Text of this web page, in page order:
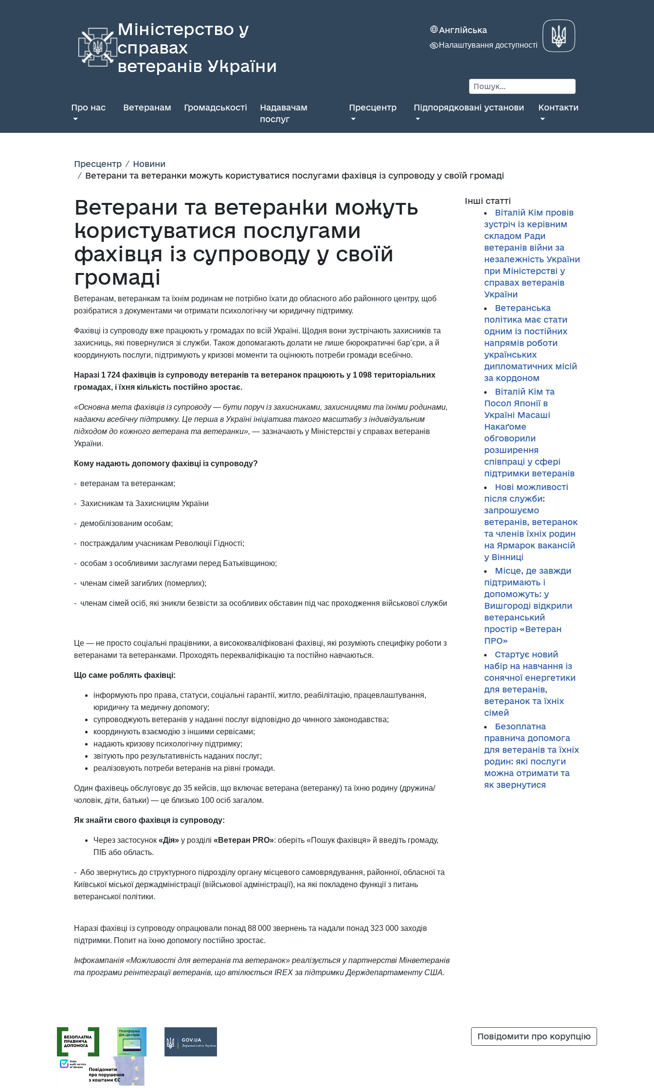
Міністерство у
справах
ветеранів України
Англійська
Налаштування доступності
Про нас Ветеранам Громадськості
Надавачам
послуг
Пресцентр Підпорядковані установи Контакти
Пресцентр
Новини
Ветерани та ветеранки можуть користуватися послугами фахівця із супроводу у своїй громаді
Ветерани та ветеранки можуть
користуватися послугами
фахівця із супроводу у своїй
громаді
Ветеранам, ветеранкам та їхнім родинам не потрібно їхати до обласного або районного центру, щоб
розібратися з документами чи отримати психологічну чи юридичну підтримку.
Фахівці із супроводу вже працюють у громадах по всій Україні. Щодня вони зустрічають захисників та
захисниць, які повернулися зі служби. Також допомагають долати не лише бюрократичні бар’єри, а й
координують послуги, підтримують у кризові моменти та оцінюють потреби громади всебічно.
Наразі 1 724 фахівців із супроводу ветеранів та ветеранок працюють у 1 098 територіальних
громадах, і їхня кількість постійно зростає.
«Основна мета фахівців із супроводу — бути поруч із захисниками, захисницями та їхніми родинами,
надаючи всебічну підтримку. Це перша в Україні ініціатива такого масштабу з індивідуальним
підходом до кожного ветерана та ветеранки», — зазначають у Міністерстві у справах ветеранів
України.
Кому надають допомогу фахівці із супроводу?
- ветеранам та ветеранкам;
- Захисникам та Захисницям України
- демобілізованим особам;
- постраждалим учасникам Революції Гідності;
- особам з особливими заслугами перед Батьківщиною;
- членам сімей загиблих (померлих);
- членам сімей осіб, які зникли безвісти за особливих обставин під час проходження військової служби
Це — не просто соціальні працівники, а висококваліфіковані фахівці, які розуміють специфіку роботи з
ветеранами та ветеранками. Проходять перекваліфікацію та постійно навчаються.
Що саме роблять фахівці:
інформують про права, статуси, соціальні гарантії, житло, реабілітацію, працевлаштування,
юридичну та медичну допомогу;
супроводжують ветеранів у наданні послуг відповідно до чинного законодавства;
координують взаємодію з іншими сервісами;
надають кризову психологічну підтримку;
звітують про результативність наданих послуг;
реалізовують потреби ветеранів на рівні громади.
Один фахівець обслуговує до 35 кейсів, що включає ветерана (ветеранку) та їхню родину (дружина/
чоловік, діти, батьки) — це близько 100 осіб загалом.
Як знайти свого фахівця із супроводу:
Через застосунок «Дія» у розділі «Ветеран PRO»: оберіть «Пошук фахівця» й введіть громаду,
ПІБ або область.
- Або звернутись до структурного підрозділу органу місцевого самоврядування, районної, обласної та
Київської міської держадміністрації (військової адміністрації), на які покладено функції з питань
ветеранської політики.
Наразі фахівці із супроводу опрацювали понад 88 000 звернень та надали понад 323 000 заходів
підтримки. Попит на їхню допомогу постійно зростає.
Інфокампанія «Можливості для ветеранів та ветеранок» реалізується у партнерстві Мінветеранів
та програми реінтеграції ветеранів, що втілюється IREX за підтримки Держдепартаменту США.
Інші статті
Віталій Кім провів
зустріч із керівним
складом Ради
ветеранів війни за
незалежність України
при Міністерстві у
справах ветеранів
України
Ветеранська
політика має стати
одним із постійних
напрямів роботи
українських
дипломатичних місій
за кордоном
Віталій Кім та
Посол Японії в
Україні Масаші
Накаґоме
обговорили
розширення
співпраці у сфері
підтримки ветеранів
Нові можливості
після служби:
запрошуємо
ветеранів, ветеранок
та членів їхніх родин
на Ярмарок вакансій
у Вінниці
Місце, де завжди
підтримають і
допоможуть: у
Вишгороді відкрили
ветеранський
простір «Ветеран
ПРО»
Стартує новий
набір на навчання із
сонячної енергетики
для ветеранів,
ветеранок та їхніх
сімей
Безоплатна
правнича допомога
для ветеранів та їхніх
родин: які послуги
можна отримати та
як звернутися
Повідомити про корупцію